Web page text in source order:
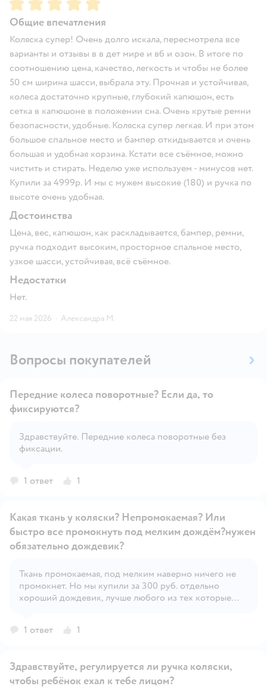
Общие впечатления
Коляска супер! Очень долго искала, пересмотрела все
варианты и отзывы в в дет мире и вб и озон. В итоге по
соотношению цена, качество, легкость и чтобы не более
50 см ширина шасси, выбрала эту. Прочная и устойчивая,
колеса достаточно крупные, глубокий капюшон, есть
сетка в капюшоне в положении сна. Очень крутые ремни
безопасности, удобные. Коляска супер легкая. И при этом
большое спальное место и бампер откидывается и очень
большая и удобная корзина. Кстати все съёмное, можно
чистить и стирать. Неделю уже используем - минусов нет.
Купили за 4999р. И мы с мужем высокие (180) и ручка по
высоте очень удобная.
Достоинства
Цена, вес, капюшон, как раскладывается, бампер, ремни,
ручка подходит высоким, просторное спальное место,
узкое шасси, устойчивая, всё съёмное.
Недостатки
Нет.
22 мая 2026 · Александра М.
Вопросы покупателей
Открыть вопрос
Передние колеса поворотные? Если да, то
фиксируются?
Здравствуйте. Передние колеса поворотные без
фиксации.
1 ответ 1
Открыть вопрос
Какая ткань у коляски? Непромокаемая? Или
быстро все промокнуть под мелким дождём?нужен
обязательно дождевик?
Ткань промокаемая, под мелким наверно ничего не
промокнет. Но мы купили за 300 руб. отдельно
хороший дождевик, лучше любого из тех которые
полностью лежачем.
1 ответ 1
Здравствуйте, регулируется ли ручка коляски,
чтобы ребёнок ехал к тебе лицом?